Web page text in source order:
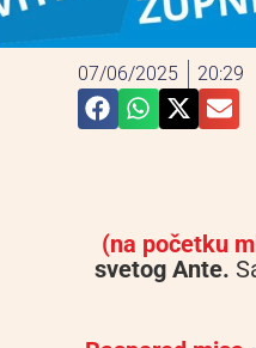
07/06/2025 20:29
(na početku
svetog Ante.